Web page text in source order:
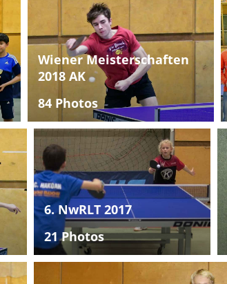
Wiener Meisterschaften
2018 AK
84 Photos
6. NwRLT 2017
21 Photos